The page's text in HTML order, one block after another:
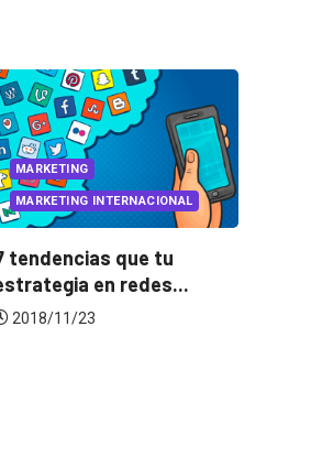
INNOVACIÓN PUBLICIDAD
Después de las críticas,
Facebook abre tienda...
2018/12/14